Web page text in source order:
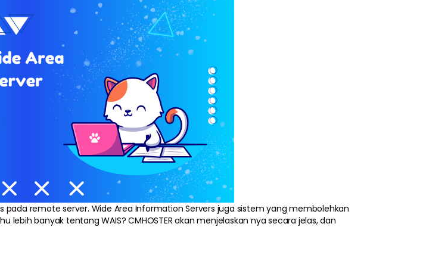
remote server. Wide Area Information Servers juga sistem yang membolehkan
banyak tentang WAIS? CMHOSTER akan menjelaskan nya secara jelas, dan